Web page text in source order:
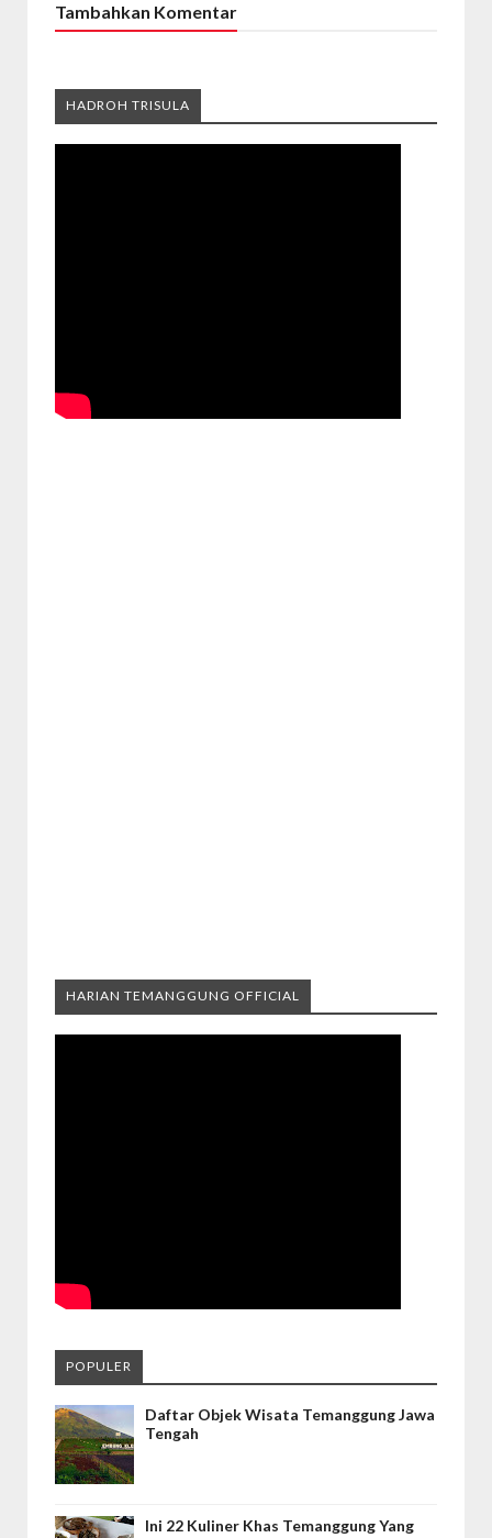
Tambahkan Komentar
HADROH TRISULA
HARIAN TEMANGGUNG OFFICIAL
POPULER
Daftar Objek Wisata Temanggung Jawa
Tengah
Ini 22 Kuliner Khas Temanggung Yang